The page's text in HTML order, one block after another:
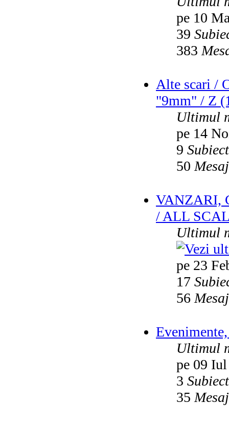
pe 10
39
383
Alte scari /
"9mm" / Z
Ultimul
pe 14
9
50
VANZARI,
/ ALL
Ultimul
pe 23
17
56
Ultimul
pe 09
3
35